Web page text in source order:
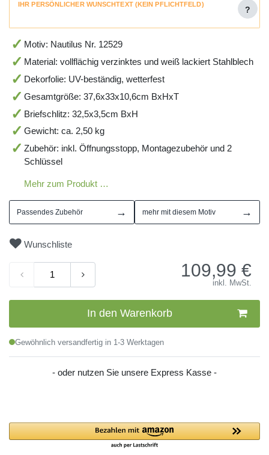
IHR PERSÖNLICHER WUNSCHTEXT (KEIN PFLICHTFELD)
?
Motiv: Nautilus Nr. 12529
Material: vollflächig verzinktes und weiß lackiert Stahlblech
Dekorfolie: UV-beständig, wetterfest
Gesamtgröße: 37,6x33x10,6cm BxHxT
Briefschlitz: 32,5x3,5cm BxH
Gewicht: ca. 2,50 kg
Zubehör: inkl. Öffnungsstopp, Montagezubehör und 2
Schlüssel
Mehr zum Produkt …
Passendes Zubehör → mehr mit diesem Motiv →
Wunschliste
109,99 €
inkl. MwSt.
In den Warenkorb
Gewöhnlich versandfertig in 1-3 Werktagen
- oder nutzen Sie unsere Express Kasse -